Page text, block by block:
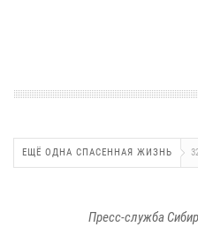
ЕЩЁ ОДНА СПАСЕННАЯ ЖИЗНЬ
Пресс-служба